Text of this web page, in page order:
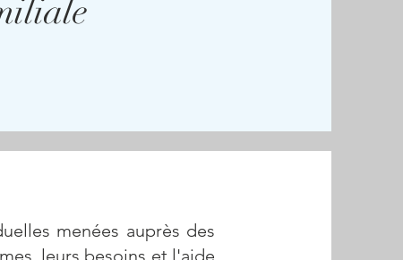
menées auprès des
leurs besoins et l'aide